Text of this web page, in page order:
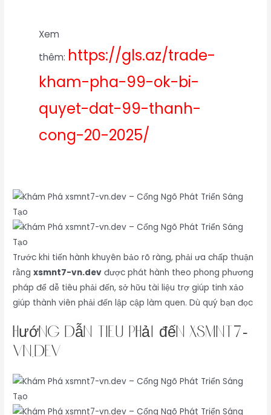
Xem
thêm: https://gls.az/trade-
kham-pha-99-ok-bi-
quyet-dat-99-thanh-
cong-20-2025/
Trước khi tiến hành khuyên bảo rõ ràng, phải ưa chấp thuận
rằngxsmnt7-vn.dev được phát hành theo phong phương
pháp để dễ tiêu phải đến, sở hữu tài liệu trợ giúp tinh xảo
giúp thành viên phải đến lập cập làm quen. Dù quý bạn đọc
Hướng dẫn tiêu phải đến xsmnt7-
vn.dev